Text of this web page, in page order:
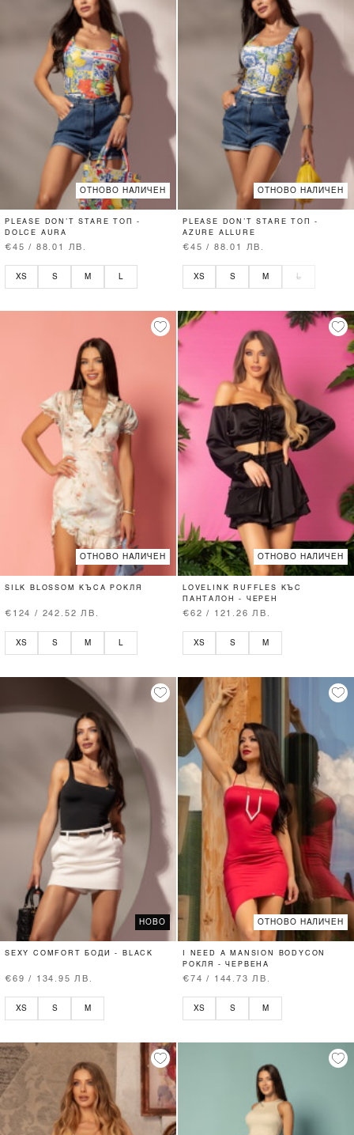
ОТНОВО НАЛИЧЕН
PLEASE DON’T STARE ТОП -
DOLCE AURA
€45 / 88.01 ЛВ.
XS S M L
ОТНОВО НАЛИЧЕН
PLEASE DON’T STARE ТОП -
AZURE ALLURE
€45 / 88.01 ЛВ.
XS S M L
ОТНОВО НАЛИЧЕН
SILK BLOSSOM КЪСА РОКЛЯ
€124 / 242.52 ЛВ.
XS S M
ОТНОВО НАЛИЧЕН
LOVELINK RUFFLES КЪС
ПАНТАЛОН - ЧЕРЕН
€62 / 121.26 ЛВ.
XS S M
НОВО
SEXY COMFORT БОДИ - BLACK
€69 / 134.95 ЛВ.
XS S M
ОТНОВО НАЛИЧЕН
I NEED A MANSION BODYCON
РОКЛЯ - ЧЕРВЕНА
€74 / 144.73 ЛВ.
XS S M